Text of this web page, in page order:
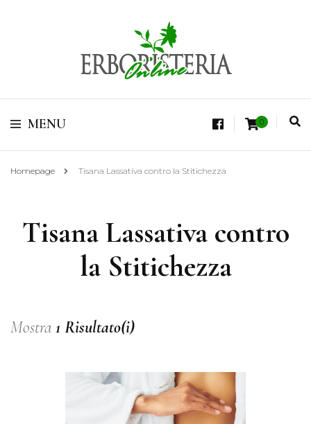
Erboristeria Shop
Online Tisane
Vendita di Botaniche, Erbe e Spezie Officinali, Tisane Terapeutiche Esclusive,
MENU 0
Homepage Tisana Lassativa contro la Stitichezza
Tisana Lassativa contro
la Stitichezza
Mostra 1 Risultato(i)